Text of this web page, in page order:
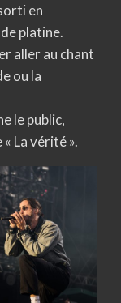
en
platine.
aller au chant
ou la
le public,
La vérité ».